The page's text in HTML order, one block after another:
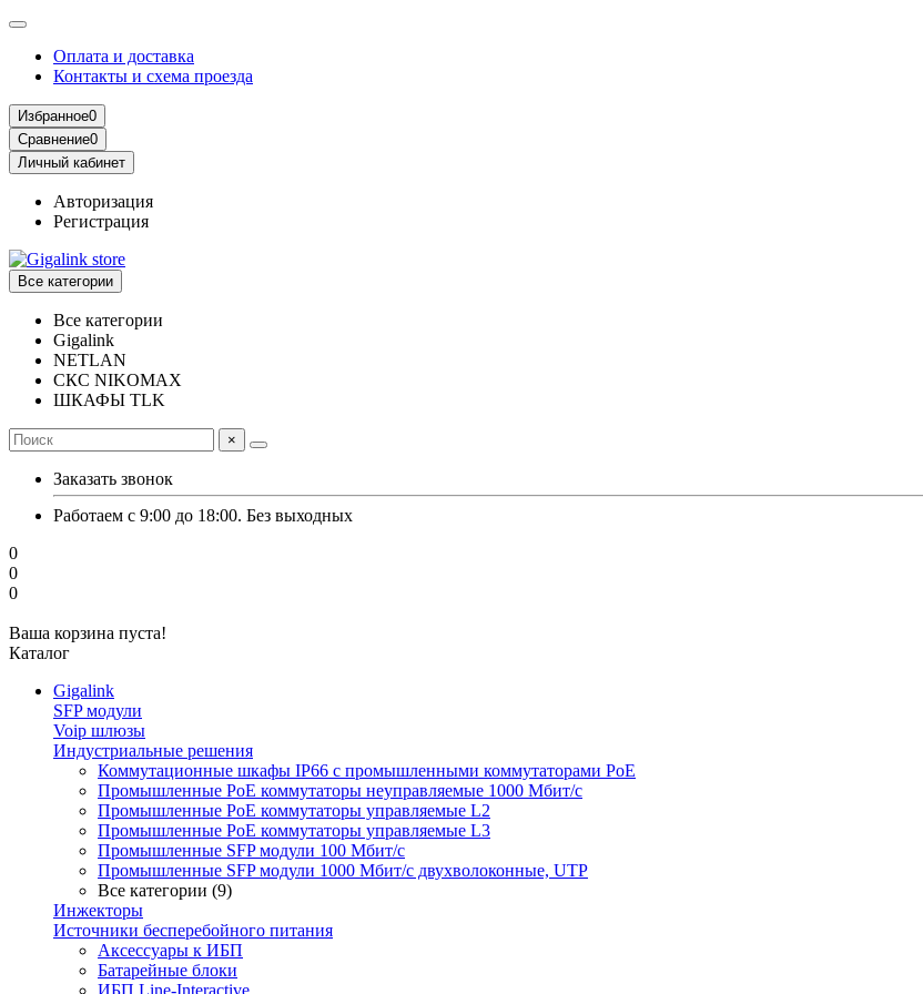
Оплата и доставка
Контакты и схема проезда
Избранное0
Сравнение0
Личный кабинет
Авторизация
Регистрация
Все категории
Все категории
Gigalink
NETLAN
СКС NIKOMAX
ШКАФЫ TLK
×
Заказать звонок
Работаем с 9:00 до 18:00. Без выходных
0
0
0
Ваша корзина пуста!
Каталог
Gigalink
SFP модули
Voip шлюзы
Индустриальные решения
Коммутационные шкафы IP66 c промышленными коммутаторами PoE
Промышленные PoE коммутаторы неуправляемые 1000 Мбит/с
Промышленные PoE коммутаторы управляемые L2
Промышленные PoE коммутаторы управляемые L3
Промышленные SFP модули 100 Мбит/c
Промышленные SFP модули 1000 Мбит/c двухволоконные, UTP
Все категории (9)
Инжекторы
Источники бесперебойного питания
Аксессуары к ИБП
Батарейные блоки
ИБП Line-Interactive